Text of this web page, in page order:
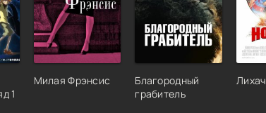
1
Милая Фрэнсис
Благородный
грабитель
Лихач